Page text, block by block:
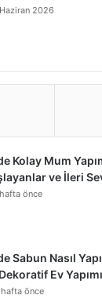
2026
Kolay Mum
ve İleri
önce
Sabun Nasıl
Ev
önce